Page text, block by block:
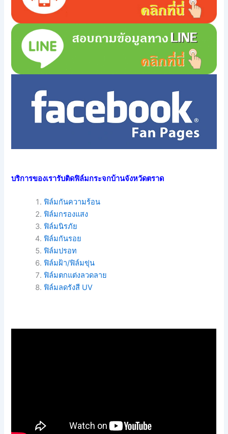
บริการของเรารับติดฟิล์มกระจกบ้านจังหวัดตราด
ฟิล์มกันความร้อน
ฟิล์มกรองแสง
ฟิล์มนิรภัย
ฟิล์มกันรอย
ฟิล์มปรอท
ฟิล์มฝ้า/ฟิล์มขุ่น
ฟิล์มตกแต่งลวดลาย
ฟิล์มลดรังสี UV